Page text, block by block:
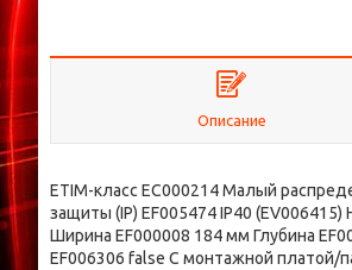
Описание
ETIM-класс EC000214 Малый
защиты (IP) EF005474 IP40
Ширина EF000008 184 мм Глубина
EF006306 false С монтажной платой/